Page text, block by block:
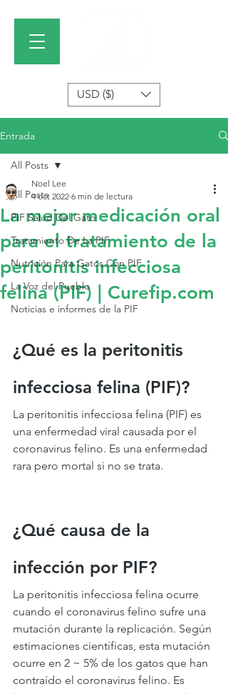
USD ($)
Entrada
All Posts
PIF Salud Del Gato
Tratamiento De La PIF
Nutrición Para Gatos Con PIF
La Voz del Pueblo
Noticias e informes de la PIF
All Posts
La mejor medicación oral
para el tratamiento de la
peritonitis infecciosa
felina (PIF) | Curefip.com
Noel Lee
4 oct 2022 6 min de lectura
¿Qué es la peritonitis
infecciosa felina (PIF)?
La peritonitis infecciosa felina (PIF) es
una enfermedad viral causada por el
coronavirus felino. Es una enfermedad
rara pero mortal si no se trata.
¿Qué causa de la
infección por PIF?
La peritonitis infecciosa felina ocurre
cuando el coronavirus felino sufre una
mutación durante la replicación. Según
estimaciones científicas, esta mutación
ocurre en 2 ~ 5% de los gatos que han
contraído el coronavirus felino. Es